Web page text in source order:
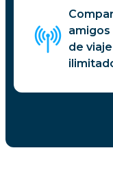
amigos
de